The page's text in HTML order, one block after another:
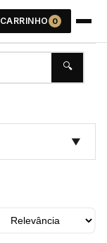
CARRINHO 0
🔍
▼